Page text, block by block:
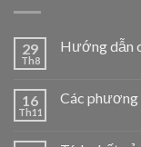
29
Th8
Hướng dẫn
16
Th11
Các phương